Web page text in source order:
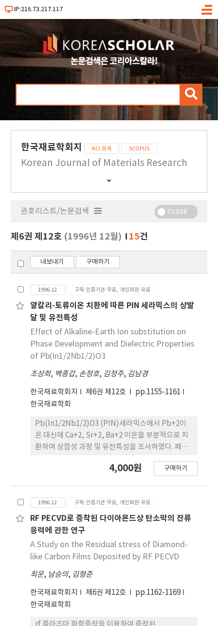
IP:216.73.217.117
메
검
한국재료학회지 KCI 등재 SCOPUS
Korean Journal of Materials Research
간
행
보
기
권호리스트/논문검색 CLOSE
제6권 제12호 (1996년 12월) 15건
내보내기 구매하기
1996.12 구독 인증기관 무료, 개인회원 유료
얄칼리-토류이온 치환에 따른 PIN 세라믹스의 상발
달 및 유전특성
Effect of Alkaline-Earth Ion substitution on
Phase Development and Dielectric Properties
of Pb(In1/2Nb1/2)O3
조상희, 백종갑, 손정호, 김정주, 김남경
한국재료학회지 제6권 제12호
pp.1155-1161
한국재료학회
Pb(In1/2Nb1/2)O3 (PIN)세라믹스에서 Pb+2이
온 대신에 Ca+2, Sr+2, Ba+2 이온을 부분적으로 치
환하여 상합성 과정 및 유전특성을 조사하였다. 페로
하여 하소, 치환 이온의 종류 및 그량, 소결민돌, 유전
과적이었다.
4,000원 구매하기
1996.12 구독 인증기관 무료, 개인회원 유료
RF PECVD로 증착된 다이아몬드상 탄소막의 잔류
응력에 관한 연구
A Study on the Residual stress of Diamond-
like Carbon Films Deposited by RF PECVD
최운, 남승의, 김형준
한국재료학회지 제6권 제12호
pp.1162-1169
한국재료학회